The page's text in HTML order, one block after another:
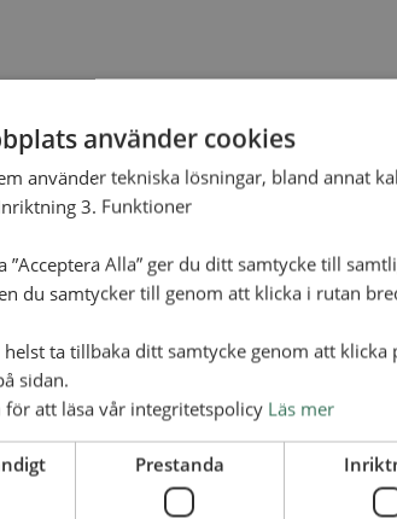
använder cookies
använder tekniska lösningar, bland annat
3. Funktioner
”Acceptera Alla” ger du ditt samtycke till
du samtycker till genom att klicka i rutan
ta tillbaka ditt samtycke genom att
sidan.
för att läsa vår integritetspolicy Läs mer
Prestanda